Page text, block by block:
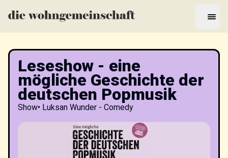
Leseshow - eine
mögliche Geschichte der
deutschen Popmusik
Show• Luksan Wunder - Comedy